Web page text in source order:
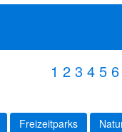
1 2 3 4 5 6
Freizeitparks